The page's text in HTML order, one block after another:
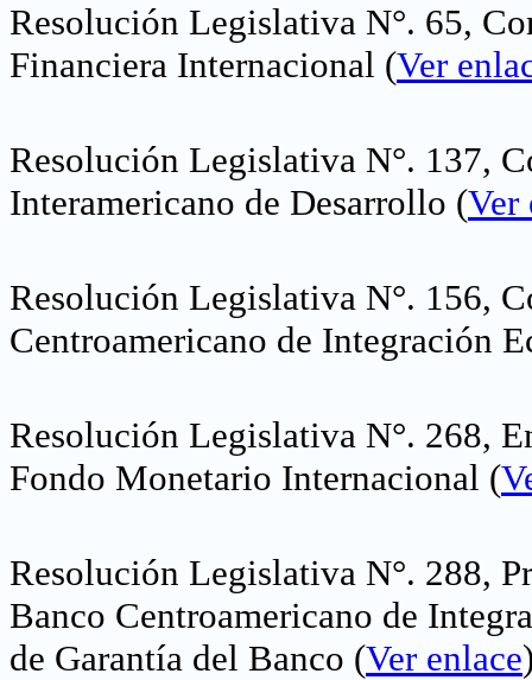
Resolución Legislativa N°. 65,
Financiera Internacional (Ver
Resolución Legislativa N°. 137,
Interamericano de Desarrollo (Ver
Resolución Legislativa N°. 156,
Centroamericano de Integración
Resolución Legislativa N°. 268,
Fondo Monetario Internacional (
Resolución Legislativa N°. 288,
Banco Centroamericano de
de Garantía del Banco (Ver enlace